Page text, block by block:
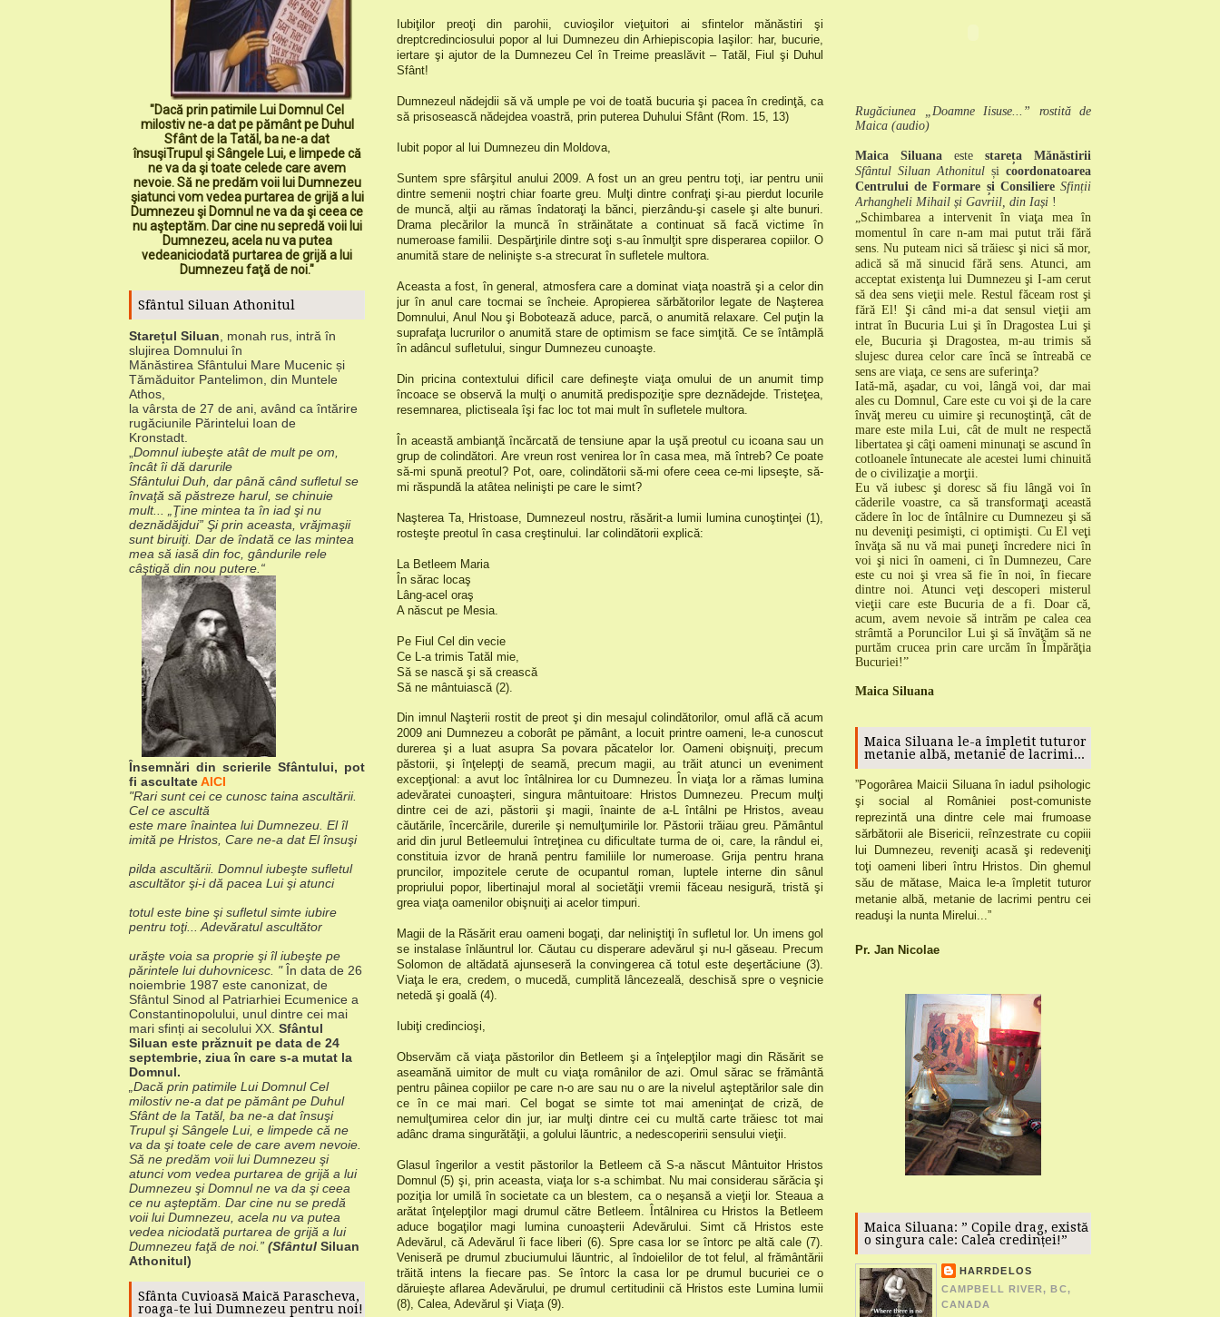
"Dacă prin patimile Lui Domnul Cel
milostiv ne-a dat pe pământ pe Duhul
Sfânt de la Tatăl, ba ne-a dat
însuşiTrupul şi Sângele Lui, e limpede că
ne va da şi toate celede care avem
nevoie. Să ne predăm voii lui Dumnezeu
şiatunci vom vedea purtarea de grijă a lui
Dumnezeu şi Domnul ne va da şi ceea ce
nu aşteptăm. Dar cine nu sepredă voii lui
Dumnezeu, acela nu va putea
vedeaniciodată purtarea de grijă a lui
Dumnezeu faţă de noi."
Sfântul Siluan Athonitul
Starețul Siluan , monah rus, intră în
slujirea Domnului în
Mănăstirea Sfântului Mare Mucenic și
Tămăduitor Pantelimon, din Muntele
Athos,
la vârsta de 27 de ani, având ca întărire
rugăciunile Părintelui Ioan de
Kronstadt.
Domnul iubeşte atât de mult pe om,
încât îi dă darurile
Sfântului Duh, dar până când sufletul se
învaţă să păstreze harul, se chinuie
mult... „Ţine mintea ta în iad şi nu
deznădăjdui” Şi prin aceasta, vrăjmaşii
sunt biruiţi. Dar de îndată ce las mintea
mea să iasă din foc, gândurile rele
câştigă din nou putere.“
Însemnări din scrierile Sfântului, pot
fi ascultateAICI
"Rari sunt cei ce cunosc taina ascultării.
Cel ce ascultă
este mare înaintea lui Dumnezeu. El îl
imită pe Hristos, Care ne-a dat El însuşi
pilda ascultării. Domnul iubeşte sufletul
ascultător şi-i dă pacea Lui şi atunci
totul este bine şi sufletul simte iubire
pentru toţi... Adevăratul ascultător
urăşte voia sa proprie şi îl iubeşte pe
părintele lui duhovnicesc. " În data de 26
noiembrie 1987 este canonizat, de
Sfântul Sinod al Patriarhiei Ecumenice a
Constantinopolului, unul dintre cei mai
mari sfinți ai secolului XX. Sfântul
Siluan este prăznuit pe data de 24
septembrie, ziua în care s-a mutat la
Domnul.
„Dacă prin patimile Lui Domnul Cel
milostiv ne-a dat pe pământ pe Duhul
Sfânt de la Tatăl, ba ne-a dat însuşi
Trupul şi Sângele Lui, e limpede că ne
va da şi toate cele de care avem nevoie.
Să ne predăm voii luiDumnezeu şi
atunci vom vedea purtarea de grijă a lui
Dumnezeu şi Domnul ne va da şi ceea
ce nu aşteptăm. Dar cine nu se predă
voii lui Dumnezeu, acela nu va putea
vedea niciodată purtarea de grijă a lui
Dumnezeu faţă de noi.” (Sfântul Siluan
Athonitul)
Sfânta Cuvioasă Maică Parascheva,
roaga-te lui Dumnezeu pentru noi!
Iubiţilor preoţi din parohii, cuvioşilor vieţuitori ai sfintelor mănăstiri şi
dreptcredinciosului popor al lui Dumnezeu din Arhiepiscopia Iaşilor: har, bucurie,
iertare şi ajutor de la Dumnezeu Cel în Treime preaslăvit – Tatăl, Fiul şi Duhul
Sfânt!
Dumnezeul nădejdii să vă umple pe voi de toată bucuria şi pacea în credinţă, ca
să prisosească nădejdea voastră, prin puterea Duhului Sfânt (Rom. 15, 13)
Iubit popor al lui Dumnezeu din Moldova,
Suntem spre sfârşitul anului 2009. A fost un an greu pentru toţi, iar pentru unii
dintre semenii noştri chiar foarte greu. Mulţi dintre confraţi şi-au pierdut locurile
de muncă, alţii au rămas îndatoraţi la bănci, pierzându-şi casele şi alte bunuri.
Drama plecărilor la muncă în străinătate a continuat să facă victime în
numeroase familii. Despărţirile dintre soţi s-au înmulţit spre disperarea copiilor. O
anumită stare de nelinişte s-a strecurat în sufletele multora.
Aceasta a fost, în general, atmosfera care a dominat viaţa noastră şi a celor din
jur în anul care tocmai se încheie. Apropierea sărbătorilor legate de Naşterea
Domnului, Anul Nou şi Bobotează aduce, parcă, o anumită relaxare. Cel puţin la
suprafaţa lucrurilor o anumită stare de optimism se face simţită. Ce se întâmplă
în adâncul sufletului, singur Dumnezeu cunoaşte.
Din pricina contextului dificil care defineşte viaţa omului de un anumit timp
încoace se observă la mulţi o anumită predispoziţie spre deznădejde. Tristeţea,
resemnarea, plictiseala îşi fac loc tot mai mult în sufletele multora.
În această ambianţă încărcată de tensiune apar la uşă preotul cu icoana sau un
grup de colindători. Are vreun rost venirea lor în casa mea, mă întreb? Ce poate
să-mi spună preotul? Pot, oare, colindătorii să-mi ofere ceea ce-mi lipseşte, să-
mi răspundă la atâtea nelinişti pe care le simt?
Naşterea Ta, Hristoase, Dumnezeul nostru, răsărit-a lumii lumina cunoştinţei (1),
rosteşte preotul în casa creştinului. Iar colindătorii explică:
La Betleem Maria
În sărac locaş
Lâng-acel oraş
A născut pe Mesia.
Pe Fiul Cel din vecie
Ce L-a trimis Tatăl mie,
Să se nască şi să crească
Să ne mântuiască (2).
Din imnul Naşterii rostit de preot şi din mesajul colindătorilor, omul află că acum
2009 ani Dumnezeu a coborât pe pământ, a locuit printre oameni, le-a cunoscut
durerea şi a luat asupra Sa povara păcatelor lor. Oameni obişnuiţi, precum
păstorii, şi înţelepţi de seamă, precum magii, au trăit atunci un eveniment
excepţional: a avut loc întâlnirea lor cu Dumnezeu. În viaţa lor a rămas lumina
adevăratei cunoaşteri, singura mântuitoare: Hristos Dumnezeu. Precum mulţi
dintre cei de azi, păstorii şi magii, înainte de a-L întâlni pe Hristos, aveau
căutările, încercările, durerile şi nemulţumirile lor. Păstorii trăiau greu. Pământul
arid din jurul Betleemului întreţinea cu dificultate turma de oi, care, la rândul ei,
constituia izvor de hrană pentru familiile lor numeroase. Grija pentru hrana
pruncilor, impozitele cerute de ocupantul roman, luptele interne din sânul
propriului popor, libertinajul moral al societăţii vremii făceau nesigură, tristă şi
grea viaţa oamenilor obişnuiţi ai acelor timpuri.
Magii de la Răsărit erau oameni bogaţi, dar neliniştiţi în sufletul lor. Un imens gol
se instalase înlăuntrul lor. Căutau cu disperare adevărul şi nu-l găseau. Precum
Solomon de altădată ajunseseră la convingerea că totul este deşertăciune (3).
Viaţa le era, credem, o mucedă, cumplită lâncezeală, deschisă spre o veşnicie
netedă şi goală (4).
Iubiţi credincioşi,
Observăm că viaţa păstorilor din Betleem şi a înţelepţilor magi din Răsărit se
aseamănă uimitor de mult cu viaţa românilor de azi. Omul sărac se frământă
pentru pâinea copiilor pe care n-o are sau nu o are la nivelul aşteptărilor sale din
ce în ce mai mari. Cel bogat se simte tot mai ameninţat de criză, de
nemulţumirea celor din jur, iar mulţi dintre cei cu multă carte trăiesc tot mai
adânc drama singurătăţii, a golului lăuntric, a nedescoperirii sensului vieţii.
Glasul îngerilor a vestit păstorilor la Betleem că S-a născut Mântuitor Hristos
Domnul (5) şi, prin aceasta, viaţa lor s-a schimbat. Nu mai considerau sărăcia şi
poziţia lor umilă în societate ca un blestem, ca o neşansă a vieţii lor. Steaua a
arătat înţelepţilor magi drumul către Betleem. Întâlnirea cu Hristos la Betleem
aduce bogaţilor magi lumina cunoaşterii Adevărului. Simt că Hristos este
Adevărul, că Adevărul îi face liberi (6). Spre casa lor se întorc pe altă cale (7).
Veniseră pe drumul zbuciumului lăuntric, al îndoielilor de tot felul, al frământării
trăită intens la fiecare pas. Se întorc la casa lor pe drumul bucuriei ce o
dăruieşte aflarea Adevărului, pe drumul certitudinii că Hristos este Lumina lumii
(8), Calea, Adevărul şi Viaţa (9).
Rugăciunea „Doamne Iisuse...” rostită de
Maica (audio)
Maica Siluana este stareța Mănăstirii
Sfântul Siluan Athonitul și coordonatoarea
Centrului de Formare și Consiliere Sfinții
Arhangheli Mihail și Gavriil, din Iași !
„Schimbarea a intervenit în viaţa mea în
momentul în care n-am mai putut trăi fără
sens. Nu puteam nici să trăiesc şi nici să mor,
adică să mă sinucid fără sens. Atunci, am
acceptat existenţa lui Dumnezeu şi I-am cerut
să dea sens vieţii mele. Restul făceam rost şi
fără El! Şi când mi-a dat sensul vieţii am
intrat în Bucuria Lui şi în Dragostea Lui şi
ele, Bucuria şi Dragostea, m-au trimis să
slujesc durea celor care încă se întreabă ce
sens are viaţa, ce sens are suferinţa?
Iată-mă, aşadar, cu voi, lângă voi, dar mai
ales cu Domnul, Care este cu voi şi de la care
învăţ mereu cu uimire şi recunoştinţă, cât de
mare este mila Lui, cât de mult ne respectă
libertatea şi câţi oameni minunaţi se ascund în
cotloanele întunecate ale acestei lumi chinuită
de o civilizaţie a morţii.
Eu vă iubesc şi doresc să fiu lângă voi în
căderile voastre, ca să transformaţi această
cădere în loc de întâlnire cu Dumnezeu şi să
nu deveniţi pesimişti, ci optimişti. Cu El veţi
învăţa să nu vă mai puneţi încredere nici în
voi şi nici în oameni, ci în Dumnezeu, Care
este cu noi şi vrea să fie în noi, în fiecare
dintre noi. Atunci
veţi descoperi misterul
vieţii care este Bucuria de a fi. Doar că,
acum, avem nevoie să intrăm pe calea cea
strâmtă a Poruncilor Lui şi să învăţăm să ne
purtăm crucea prin care urcăm în Împărăţia
Bucuriei!”
Maica Siluana
Maica Siluana le-a împletit tuturor
metanie albă, metanie de lacrimi...
”Pogorârea Maicii Siluana în iadul psihologic
şi social al României post-comuniste
reprezintă una dintre cele mai frumoase
sărbătorii ale Bisericii,reînzestrate cu copiii
lui Dumnezeu, reveniţi acasă şi redeveniţi
toţi oameni liberi întru Hristos.
Din ghemul
său de mătase, Maica le-a împletit tuturor
metanie albă, metanie de lacrimi pentru cei
readuşi la nunta Mirelui...”
Pr. Jan Nicolae
Maica Siluana: ” Copile drag, există
o singura cale: Calea credinței!”
HARRDELOS
CAMPBELL RIVER, BC,
CANADA